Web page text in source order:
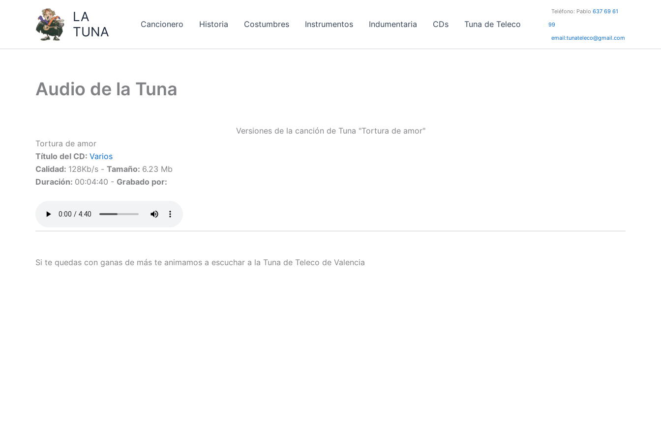
contenido
LA
TUNA
Cancionero Historia Costumbres Instrumentos Indumentaria CDs Tuna de Teleco
Teléfono: Pablo 637 69 61
99
email:tunateleco@gmail.com
Audio de la Tuna
Versiones de la canción de Tuna "Tortura de amor"
Tortura de amor
Título del CD: Varios
Calidad: 128Kb/s - Tamaño: 6.23 Mb
Duración: 00:04:40 - Grabado por:
Si te quedas con ganas de más te animamos a escuchar a la Tuna de Teleco de Valencia